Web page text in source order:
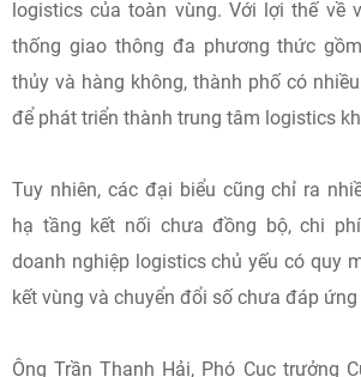
Thơ. (Ảnh: HV)
Theo ông Hòa, các chiến lược và quy
xác định Cần Thơ là trung tâm dịch
thống giao thông đa phương thức